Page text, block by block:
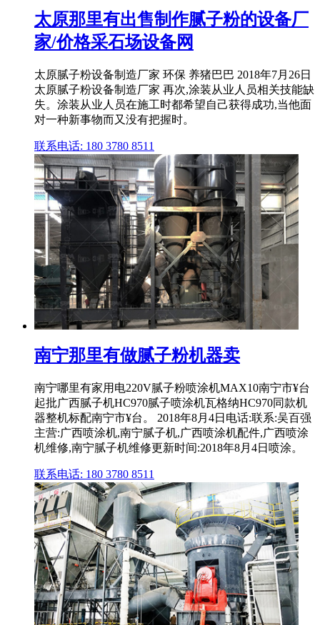
太原那里有出售制作腻子粉的设备厂
家/价格采石场设备网
太原腻子粉设备制造厂家 环保 养猪巴巴 2018年7月26日
太原腻子粉设备制造厂家 再次,涂装从业人员相关技能缺
失。涂装从业人员在施工时都希望自己获得成功,当他面
对一种新事物而又没有把握时。
联系电话: 180 3780 8511
南宁那里有做腻子粉机器卖
南宁哪里有家用电220V腻子粉喷涂机MAX10南宁市¥台
起批广西腻子机HC970腻子喷涂机瓦格纳HC970同款机
器整机标配南宁市¥台。 2018年8月4日电话:联系:吴百强
主营:广西喷涂机,南宁腻子机,广西喷涂机配件,广西喷涂
机维修,南宁腻子机维修更新时间:2018年8月4日喷涂。
联系电话: 180 3780 8511